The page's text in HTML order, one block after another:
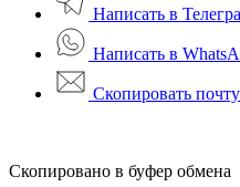
Написать в
Написать в
Скопировать почту
Скопировано в буфер обмена